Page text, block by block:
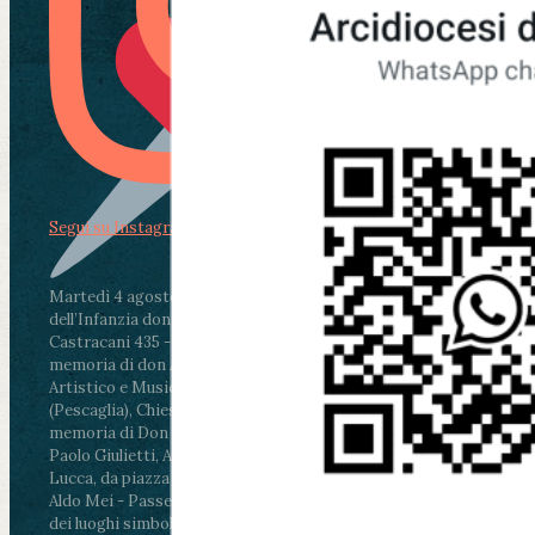
Martedì 4 agosto2026
ore 11:30 - Lucca, Scuola
dell’Infanzia don Aldo Mei - Viale Castruccio
Castracani 435 - Inaugurazione murales in
memoria di don Aldo Mei curato dal Liceo
Artistico e Musicale “Passaglia”
ore 18 - Fiano
(Pescaglia), Chiesa parrocchiale - Messa in
memoria di Don Aldo Mei celebrata da mons.
Paolo Giulietti, Arcivescovo di Lucca
ore 20.30 -
Lucca, da piazza San Michele al Cippo di don
Aldo Mei - Passeggiata della Memoria in alcuni
dei luoghi simbolo della città. Ritrovo alle ore
Segui su Instagram